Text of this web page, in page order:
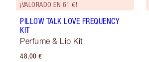
¡VALORADO EN 61 €!
PILLOW TALK LOVE FREQUENCY
KIT
Perfume & Lip Kit
48,00 €